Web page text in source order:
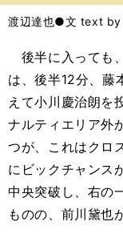
バ
渡辺達也●文 text
後半に入っても
は、後半12分、藤
えて小川慶治朗を
ナルティエリア外
つが、これはクロ
にビックチャンス
中央突破し、右の
ものの、前川黛也